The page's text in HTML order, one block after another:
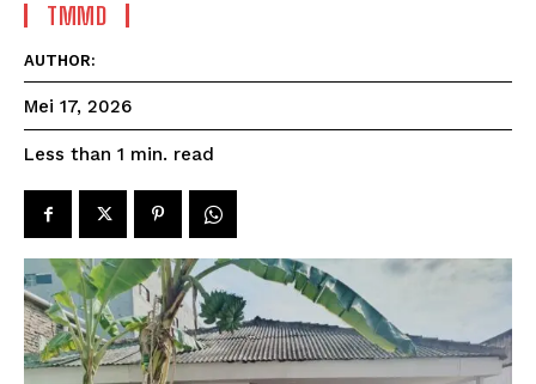
TMMD
AUTHOR:
Mei 17, 2026
Less than 1 min. read